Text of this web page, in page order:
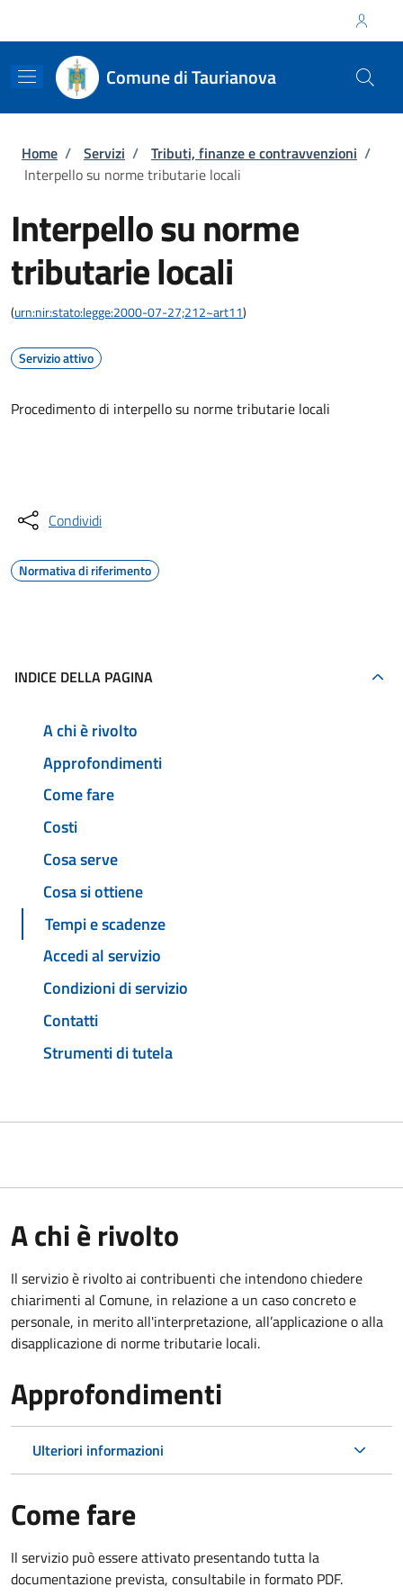
Comune di Taurianova
Briciole di pane
Home / Servizi / Tributi, finanze e contravvenzioni /
Interpello su norme tributarie locali
Interpello su norme
tributarie locali
(urn:nir:stato:legge:2000-07-27;212~art11)
Servizio attivo
Procedimento di interpello su norme tributarie locali
Condividi
Normativa di riferimento
INDICE DELLA PAGINA
A chi è rivolto
Approfondimenti
Come fare
Costi
Cosa serve
Cosa si ottiene
Tempi e scadenze
Accedi al servizio
Condizioni di servizio
Contatti
Strumenti di tutela
A chi è rivolto
Il servizio è rivolto ai contribuenti che intendono chiedere
chiarimenti al Comune, in relazione a un caso concreto e
personale, in merito all'interpretazione, all’applicazione o alla
disapplicazione di norme tributarie locali.
Approfondimenti
Ulteriori informazioni
Come fare
Il servizio può essere attivato presentando tutta la
documentazione prevista, consultabile in formato PDF.